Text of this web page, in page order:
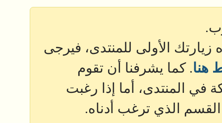
زيارتك الأولى للمنتدى، فيرجى
هنا. كما يشرفنا أن تقوم
في المنتدى، أما إذا رغبت
القسم الذي ترغب أدناه.